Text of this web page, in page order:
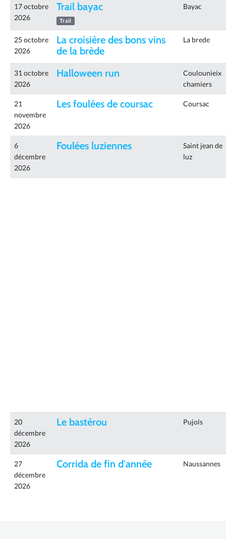
17 octobre
2026
Trail bayac
Trail
Bayac
25 octobre
2026
La croisière des bons vins
de la brède
La brede
31 octobre
2026
Halloween run
Coulounieix
chamiers
21
novembre
2026
Les foulées de coursac Coursac
6
décembre
2026
Foulées luziennes
Saint jean de
luz
20
décembre
2026
Le bastérou Pujols
27
décembre
2026
Corrida de fin d'année Naussannes